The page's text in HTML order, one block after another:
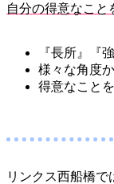
自分の得意なこと
『長所』『
様々な角度
得意なこと
リンクス西船橋